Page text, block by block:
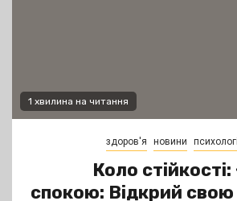
1 хвилина на читання
здоров'я новини
Коло
спокою: Відкрий